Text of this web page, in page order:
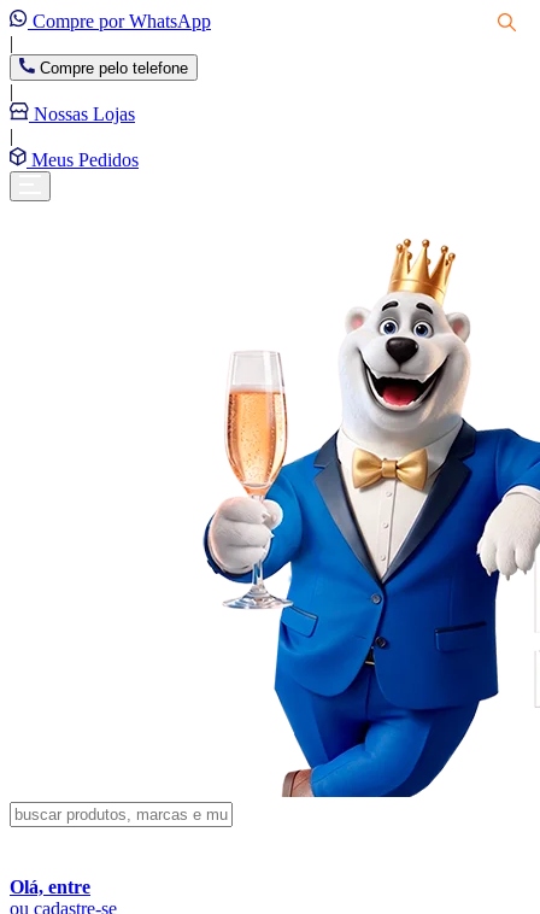
Compre por WhatsApp
|
Compre pelo telefone
|
Nossas Lojas
|
Meus Pedidos
Olá, entre
ou cadastre-se